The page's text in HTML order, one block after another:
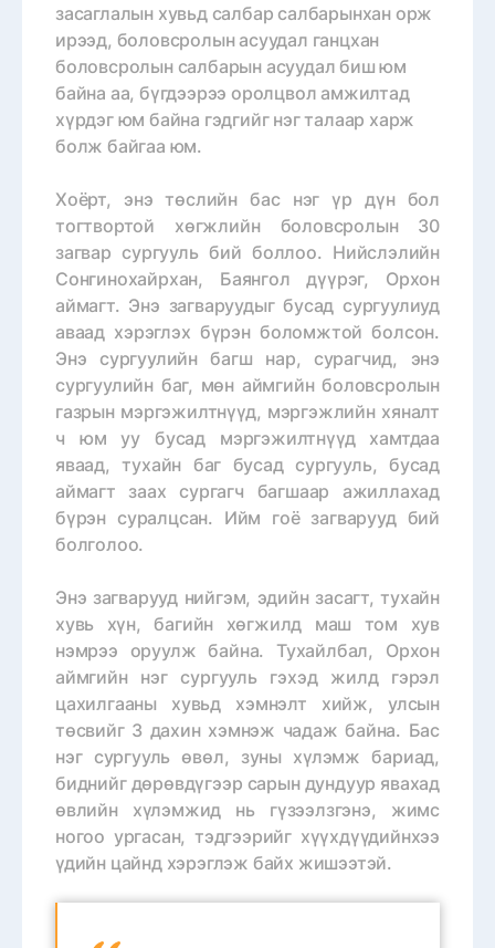
засаглалын хувьд салбар салбарынхан орж
ирээд, боловсролын асуудал ганцхан
боловсролын салбарын асуудал биш юм
байна аа, бүгдээрээ оролцвол амжилтад
хүрдэг юм байна гэдгийг нэг талаар харж
болж байгаа юм.
Хоёрт, энэ төслийн бас нэг үр дүн бол
тогтвортой хөгжлийн боловсролын 30
загвар сургууль бий боллоо. Нийслэлийн
Сонгинохайрхан, Баянгол дүүрэг, Орхон
аймагт. Энэ загваруудыг бусад сургуулиуд
аваад хэрэглэх бүрэн боломжтой болсон.
Энэ сургуулийн багш нар, сурагчид, энэ
сургуулийн баг, мөн аймгийн боловсролын
газрын мэргэжилтнүүд, мэргэжлийн хяналт
ч юм уу бусад мэргэжилтнүүд хамтдаа
яваад, тухайн баг бусад сургууль, бусад
аймагт заах сургагч багшаар ажиллахад
бүрэн суралцсан. Ийм гоё загварууд бий
болголоо.
Энэ загварууд нийгэм, эдийн засагт, тухайн
хувь хүн, багийн хөгжилд маш том хув
нэмрээ оруулж байна. Тухайлбал, Орхон
аймгийн нэг сургууль гэхэд жилд гэрэл
цахилгааны хувьд хэмнэлт хийж, улсын
төсвийг 3 дахин хэмнэж чадаж байна. Бас
нэг сургууль өвөл, зуны хүлэмж бариад,
биднийг дөрөвдүгээр сарын дундуур явахад
өвлийн хүлэмжид нь гүзээлзгэнэ, жимс
ногоо ургасан, тэдгээрийг хүүхдүүдийнхээ
үдийн цайнд хэрэглэж байх жишээтэй.